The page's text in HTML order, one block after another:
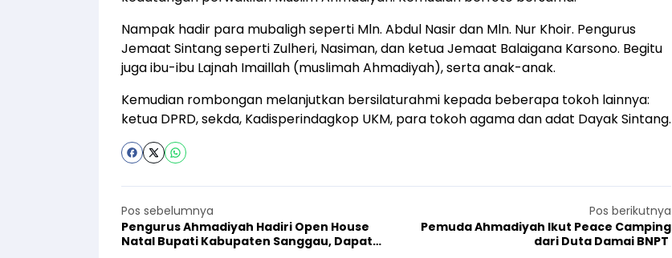
Nampak hadir para mubaligh seperti Mln. Abdul Nasir dan Mln. Nur Khoir. Pengurus
Jemaat Sintang seperti Zulheri, Nasiman, dan ketua Jemaat Balaigana Karsono. Begitu
juga ibu-ibu Lajnah Imaillah (muslimah Ahmadiyah), serta anak-anak.
Kemudian rombongan melanjutkan bersilaturahmi kepada beberapa tokoh lainnya:
ketua DPRD, sekda, Kadisperindagkop UKM, para tokoh agama dan adat Dayak Sintang.
Pos sebelumnya
Pengurus Ahmadiyah Hadiri Open House
Natal Bupati Kabupaten Sanggau, Dapat
Pos berikutnya
Pemuda Ahmadiyah Ikut Peace Camping
dari Duta Damai BNPT